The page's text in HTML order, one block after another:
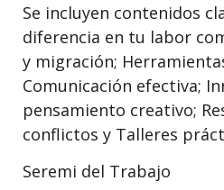
Se incluyen contenidos
diferencia en tu labor
y migración;
Comunicación efectiva;
pensamiento creativo;
conflictos y Talleres
Seremi del Trabajo